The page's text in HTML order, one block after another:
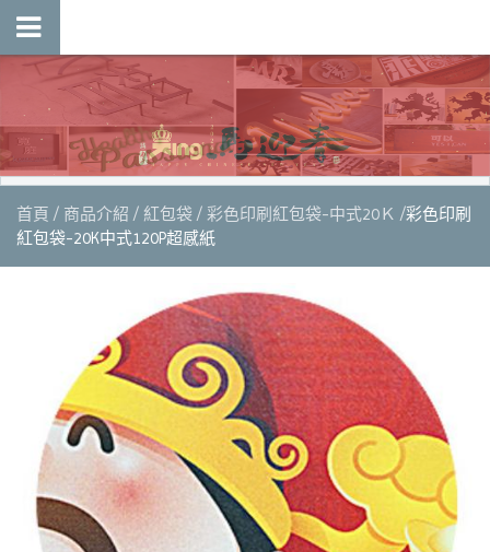
首頁 商品介紹 紅包袋 彩色印刷紅包袋-中式20Ｋ
彩色印刷
紅包袋-20K中式120P超感紙